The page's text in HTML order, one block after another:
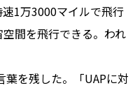
1万3000マイルで飛行
間を飛行できる。われ
を残した。「UAPに対